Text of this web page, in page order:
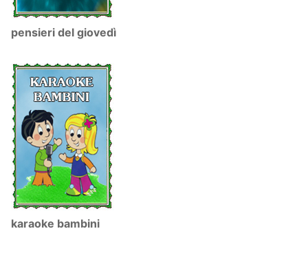
pensieri del giovedì
karaoke bambini